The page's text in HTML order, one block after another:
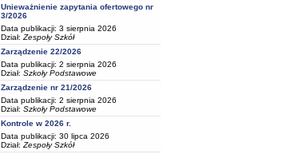
Unieważnienie zapytania ofertowego nr
3/2026
Data publikacji: 3 sierpnia 2026
Dział: Zespoły Szkół
Zarządzenie 22/2026
Data publikacji: 2 sierpnia 2026
Dział: Szkoły Podstawowe
Zarządzenie nr 21/2026
Data publikacji: 2 sierpnia 2026
Dział: Szkoły Podstawowe
Kontrole w 2026 r.
Data publikacji: 30 lipca 2026
Dział: Zespoły Szkół